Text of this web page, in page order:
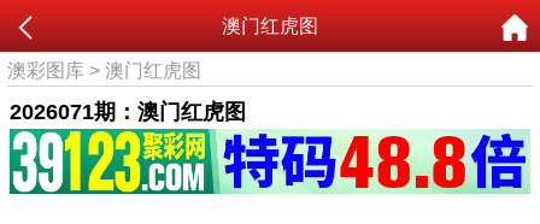
澳门红虎图
澳彩图库 >澳门红虎图
2026071期：澳门红虎图